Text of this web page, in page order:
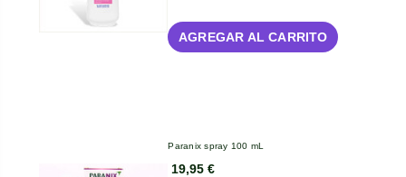
AGREGAR AL CARRITO
Paranix spray 100 mL
19,95 €